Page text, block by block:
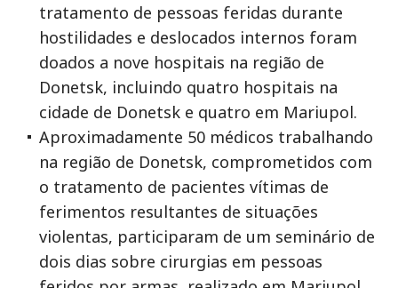
tratamento de pessoas feridas durante
hostilidades e deslocados internos foram
doados a nove hospitais na região de
Donetsk, incluindo quatro hospitais na
cidade de Donetsk e quatro em Mariupol.
Aproximadamente 50 médicos trabalhando
na região de Donetsk, comprometidos com
o tratamento de pacientes vítimas de
ferimentos resultantes de situações
violentas, participaram de um seminário de
dois dias sobre cirurgias em pessoas